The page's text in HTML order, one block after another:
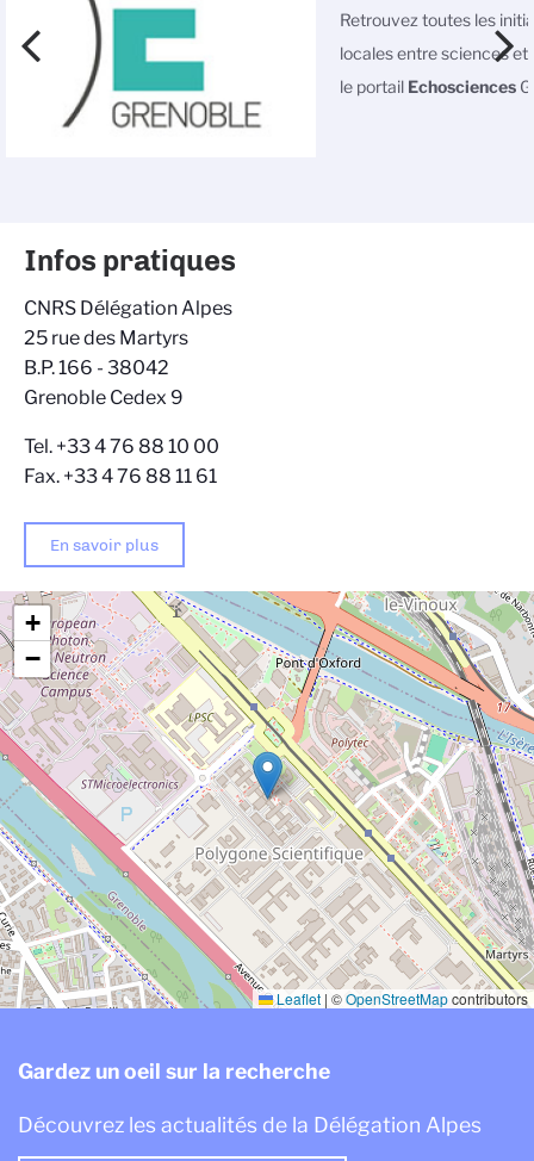
Retrouvez toutes les
locales entre sciences et
le portail Echosciences
+
−
Leaflet | ©OpenStreetMapcontributors
Infos pratiques
CNRS Délégation Alpes
25 rue des Martyrs
B.P. 166 - 38042
Grenoble Cedex 9
Tel. +33 4 76 88 10 00
Fax. +33 4 76 88 11 61
En savoir plus
Gardez un oeil sur la recherche
Découvrez les actualités de la Délégation Alpes